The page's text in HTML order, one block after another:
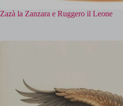
Zazà la Zanzara e Ruggero il Leone